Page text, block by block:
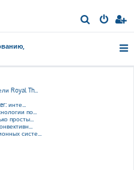
о
Royal Th...
инте...
по...
просты...
систе...